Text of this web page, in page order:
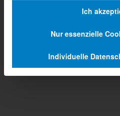
Ich
Nur essenzielle
Individuelle